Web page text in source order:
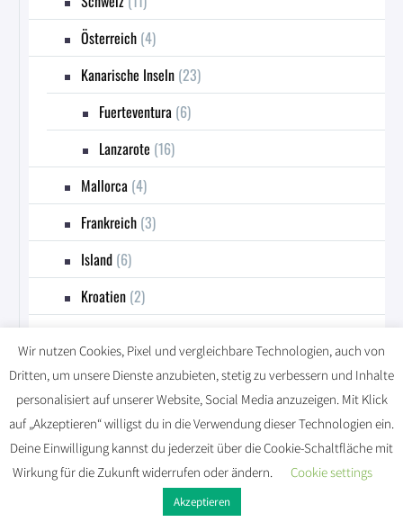
Österreich (4)
Kanarische Inseln (23)
Fuerteventura (6)
Lanzarote (16)
Mallorca (4)
Frankreich (3)
Island (6)
Kroatien (2)
Thailand (6)
Südamerika
(25)
Ecuador(8)
Wir nutzen Cookies, Pixel und vergleichbare Technologien, auch von
Dritten, um unsere Dienste anzubieten, stetig zu verbessern und Inhalte
personalisiert auf unserer Website, Social Media anzuzeigen. Mit Klick
auf „Akzeptieren“ willigst du in die Verwendung dieser Technologien ein.
Deine Einwilligung kannst du jederzeit über die Cookie-Schaltfläche mit
Wirkung für die Zukunft widerrufen oder ändern.
Cookie settings
Akzeptieren